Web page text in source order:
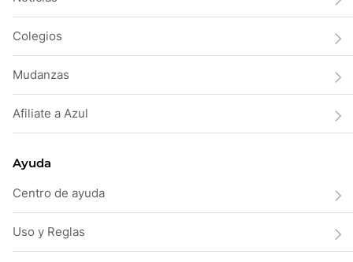
Colegios
Mudanzas
Afiliate a Azul
Ayuda
Centro de ayuda
Uso y Reglas